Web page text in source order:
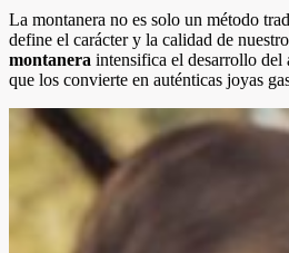
La montanera no es solo un método
define el carácter y la calidad de
montanera intensifica el desarrollo del
que los convierte en auténticas joyas